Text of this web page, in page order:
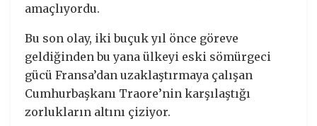
amaçlıyordu.
Bu son olay, iki buçuk yıl önce göreve
geldiğinden bu yana ülkeyi eski sömürgeci
gücü Fransa’dan uzaklaştırmaya çalışan
Cumhurbaşkanı Traore’nin karşılaştığı
zorlukların altını çiziyor.